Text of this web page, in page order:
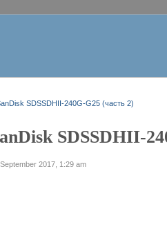
SDSSDHII-240G-G25 (часть 2)
SDSSDHII-
2017, 1:29 am